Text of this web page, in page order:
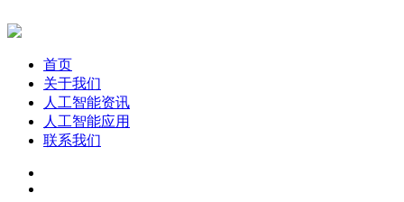
首页
关于我们
人工智能资讯
人工智能应用
联系我们